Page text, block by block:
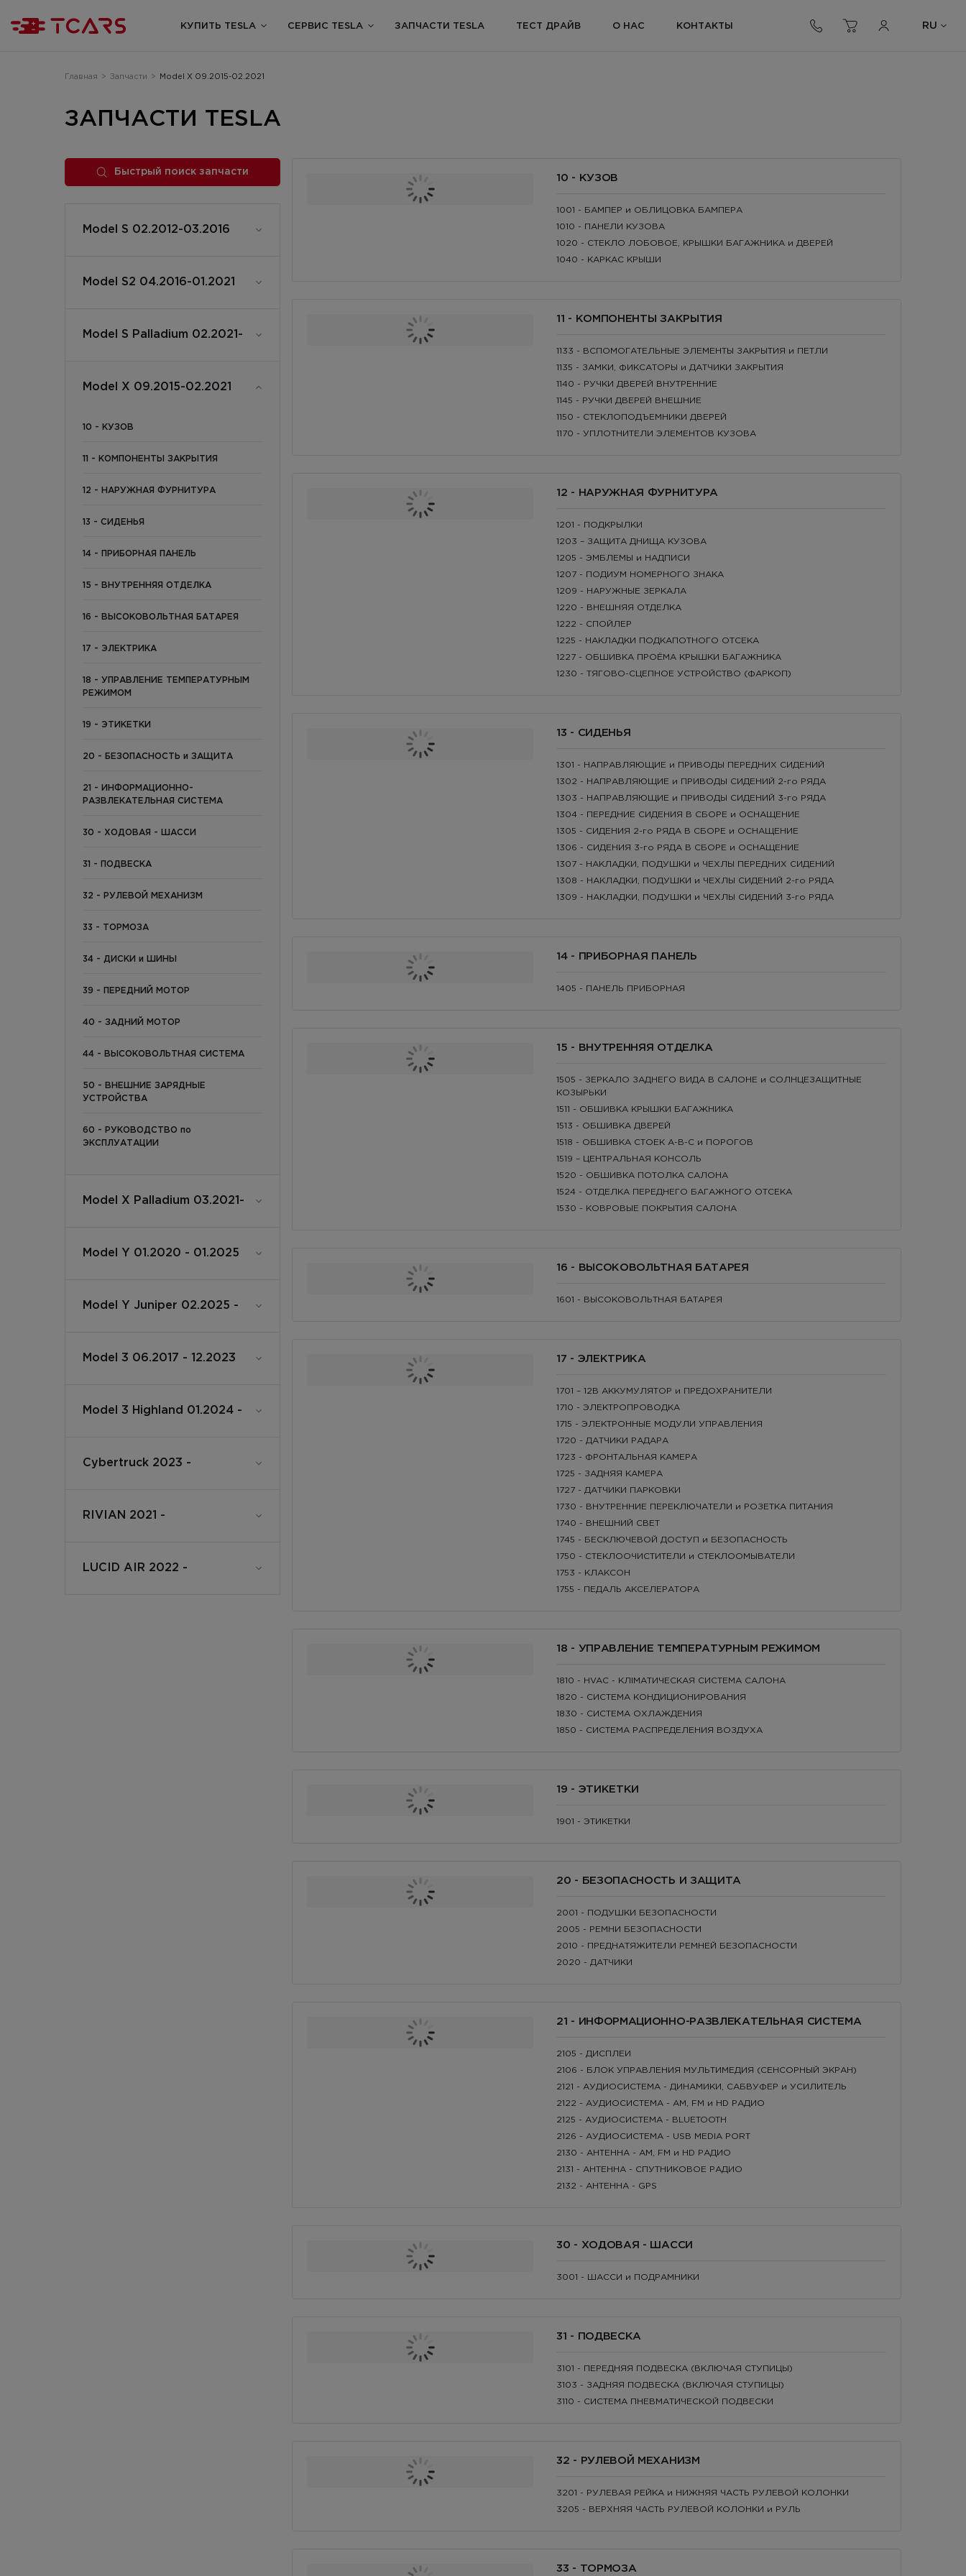
КУПИТЬ TESLA СЕРВИС TESLA ЗАПЧАСТИ TESLA ТЕСТ ДРАЙВ О НАС КОНТАКТЫ RU
Главная > Запчасти > Model X 09.2015-02.2021
ЗАПЧАСТИ TESLA
Быстрый поиск запчасти
Model S 02.2012-03.2016
Model S2 04.2016-01.2021
Model S Palladium 02.2021-
Model X 09.2015-02.2021
10 - КУЗОВ
11 - КОМПОНЕНТЫ ЗАКРЫТИЯ
12 - НАРУЖНАЯ ФУРНИТУРА
13 - СИДЕНЬЯ
14 - ПРИБОРНАЯ ПАНЕЛЬ
15 - ВНУТРЕННЯЯ ОТДЕЛКА
16 - ВЫСОКОВОЛЬТНАЯ БАТАРЕЯ
17 - ЭЛЕКТРИКА
18 - УПРАВЛЕНИЕ ТЕМПЕРАТУРНЫМ
РЕЖИМОМ
19 - ЭТИКЕТКИ
20 - БЕЗОПАСНОСТЬ и ЗАЩИТА
21 - ИНФОРМАЦИОННО-
РАЗВЛЕКАТЕЛЬНАЯ СИСТЕМА
30 - ХОДОВАЯ - ШАССИ
31 - ПОДВЕСКА
32 - РУЛЕВОЙ МЕХАНИЗМ
33 - ТОРМОЗА
34 - ДИСКИ и ШИНЫ
39 - ПЕРЕДНИЙ МОТОР
40 - ЗАДНИЙ МОТОР
44 - ВЫСОКОВОЛЬТНАЯ СИСТЕМА
50 - ВНЕШНИЕ ЗАРЯДНЫЕ
УСТРОЙСТВА
60 - РУКОВОДСТВО по
ЭКСПЛУАТАЦИИ
Model X Palladium 03.2021-
Model Y 01.2020 - 01.2025
Model Y Juniper 02.2025 -
Model 3 06.2017 - 12.2023
Model 3 Highland 01.2024 -
Cybertruck 2023 -
RIVIAN 2021 -
LUCID AIR 2022 -
10 - КУЗОВ
1001 - БАМПЕР и ОБЛИЦОВКА БАМПЕРА
1010 - ПАНЕЛИ КУЗОВА
1020 - СТЕКЛО ЛОБОВОЕ, КРЫШКИ БАГАЖНИКА и ДВЕРЕЙ
1040 - КАРКАС КРЫШИ
11 - КОМПОНЕНТЫ ЗАКРЫТИЯ
1133 - ВСПОМОГАТЕЛЬНЫЕ ЭЛЕМЕНТЫ ЗАКРЫТИЯ и ПЕТЛИ
1135 - ЗАМКИ, ФИКСАТОРЫ и ДАТЧИКИ ЗАКРЫТИЯ
1140 - РУЧКИ ДВЕРЕЙ ВНУТРЕННИЕ
1145 - РУЧКИ ДВЕРЕЙ ВНЕШНИЕ
1150 - СТЕКЛОПОДЪЕМНИКИ ДВЕРЕЙ
1170 - УПЛОТНИТЕЛИ ЭЛЕМЕНТОВ КУЗОВА
12 - НАРУЖНАЯ ФУРНИТУРА
1201 - ПОДКРЫЛКИ
1203 – ЗАЩИТА ДНИЩА КУЗОВА
1205 - ЭМБЛЕМЫ и НАДПИСИ
1207 - ПОДИУМ НОМЕРНОГО ЗНАКА
1209 - НАРУЖНЫЕ ЗЕРКАЛА
1220 - ВНЕШНЯЯ ОТДЕЛКА
1222 - СПОЙЛЕР
1225 - НАКЛАДКИ ПОДКАПОТНОГО ОТСЕКА
1227 - ОБШИВКА ПРОЁМА КРЫШКИ БАГАЖНИКА
1230 - ТЯГОВО-СЦЕПНОЕ УСТРОЙСТВО (ФАРКОП)
13 - СИДЕНЬЯ
1301 - НАПРАВЛЯЮЩИЕ и ПРИВОДЫ ПЕРЕДНИХ СИДЕНИЙ
1302 - НАПРАВЛЯЮЩИЕ и ПРИВОДЫ СИДЕНИЙ 2-го РЯДА
1303 - НАПРАВЛЯЮЩИЕ и ПРИВОДЫ СИДЕНИЙ 3-го РЯДА
1304 - ПЕРЕДНИЕ СИДЕНИЯ В СБОРЕ и ОСНАЩЕНИЕ
1305 - СИДЕНИЯ 2-го РЯДА В СБОРЕ и ОСНАЩЕНИЕ
1306 - СИДЕНИЯ 3-го РЯДА В СБОРЕ и ОСНАЩЕНИЕ
1307 - НАКЛАДКИ, ПОДУШКИ и ЧЕХЛЫ ПЕРЕДНИХ СИДЕНИЙ
1308 - НАКЛАДКИ, ПОДУШКИ и ЧЕХЛЫ СИДЕНИЙ 2-го РЯДА
1309 - НАКЛАДКИ, ПОДУШКИ и ЧЕХЛЫ СИДЕНИЙ 3-го РЯДА
14 - ПРИБОРНАЯ ПАНЕЛЬ
1405 - ПАНЕЛЬ ПРИБОРНАЯ
15 - ВНУТРЕННЯЯ ОТДЕЛКА
1505 - ЗЕРКАЛО ЗАДНЕГО ВИДА В САЛОНЕ и СОЛНЦЕЗАЩИТНЫЕ
КОЗЫРЬКИ
1511 - ОБШИВКА КРЫШКИ БАГАЖНИКА
1513 - ОБШИВКА ДВЕРЕЙ
1518 - ОБШИВКА СТОЕК A-B-C и ПОРОГОВ
1519 – ЦЕНТРАЛЬНАЯ КОНСОЛЬ
1520 - ОБШИВКА ПОТОЛКА САЛОНА
1524 - ОТДЕЛКА ПЕРЕДНЕГО БАГАЖНОГО ОТСЕКА
1530 - КОВРОВЫЕ ПОКРЫТИЯ САЛОНА
16 - ВЫСОКОВОЛЬТНАЯ БАТАРЕЯ
1601 - ВЫСОКОВОЛЬТНАЯ БАТАРЕЯ
17 - ЭЛЕКТРИКА
1701 – 12В АККУМУЛЯТОР и ПРЕДОХРАНИТЕЛИ
1710 - ЭЛЕКТРОПРОВОДКА
1715 - ЭЛЕКТРОННЫЕ МОДУЛИ УПРАВЛЕНИЯ
1720 - ДАТЧИКИ РАДАРА
1723 - ФРОНТАЛЬНАЯ КАМЕРА
1725 - ЗАДНЯЯ КАМЕРА
1727 - ДАТЧИКИ ПАРКОВКИ
1730 - ВНУТРЕННИЕ ПЕРЕКЛЮЧАТЕЛИ и РОЗЕТКА ПИТАНИЯ
1740 - ВНЕШНИЙ СВЕТ
1745 - БЕСКЛЮЧЕВОЙ ДОСТУП и БЕЗОПАСНОСТЬ
1750 - СТЕКЛООЧИСТИТЕЛИ и СТЕКЛООМЫВАТЕЛИ
1753 - КЛАКСОН
1755 - ПЕДАЛЬ АКСЕЛЕРАТОРА
18 - УПРАВЛЕНИЕ ТЕМПЕРАТУРНЫМ РЕЖИМОМ
1810 - HVAC - КЛІМАТИЧЕСКАЯ СИСТЕМА САЛОНА
1820 - СИСТЕМА КОНДИЦИОНИРОВАНИЯ
1830 - СИСТЕМА ОХЛАЖДЕНИЯ
1850 - СИСТЕМА РАСПРЕДЕЛЕНИЯ ВОЗДУХА
19 - ЭТИКЕТКИ
1901 - ЭТИКЕТКИ
20 - БЕЗОПАСНОСТЬ И ЗАЩИТА
2001 - ПОДУШКИ БЕЗОПАСНОСТИ
2005 - РЕМНИ БЕЗОПАСНОСТИ
2010 - ПРЕДНАТЯЖИТЕЛИ РЕМНЕЙ БЕЗОПАСНОСТИ
2020 - ДАТЧИКИ
21 - ИНФОРМАЦИОННО-РАЗВЛЕКАТЕЛЬНАЯ СИСТЕМА
2105 - ДИСПЛЕИ
2106 - БЛОК УПРАВЛЕНИЯ МУЛЬТИМЕДИЯ (СЕНСОРНЫЙ ЭКРАН)
2121 - АУДИОСИСТЕМА - ДИНАМИКИ, САБВУФЕР и УСИЛИТЕЛЬ
2122 - АУДИОСИСТЕМА - AM, FM и HD РАДИО
2125 - АУДИОСИСТЕМА - BLUETOOTH
2126 - АУДИОСИСТЕМА - USB MEDIA PORT
2130 - АНТЕННА - AM, FM и HD РАДИО
2131 - АНТЕННА - СПУТНИКОВОЕ РАДИО
2132 - AНТЕННА - GPS
30 - ХОДОВАЯ - ШАССИ
3001 - ШАССИ и ПОДРАМНИКИ
31 - ПОДВЕСКА
3101 - ПЕРЕДНЯЯ ПОДВЕСКА (ВКЛЮЧАЯ СТУПИЦЫ)
3103 - ЗАДНЯЯ ПОДВЕСКА (ВКЛЮЧАЯ СТУПИЦЫ)
3110 - СИСТЕМА ПНЕВМАТИЧЕСКОЙ ПОДВЕСКИ
32 - РУЛЕВОЙ МЕХАНИЗМ
3201 - РУЛЕВАЯ РЕЙКА и НИЖНЯЯ ЧАСТЬ РУЛЕВОЙ КОЛОНКИ
3205 - ВЕРХНЯЯ ЧАСТЬ РУЛЕВОЙ КОЛОНКИ и РУЛЬ
33 - ТОРМОЗА